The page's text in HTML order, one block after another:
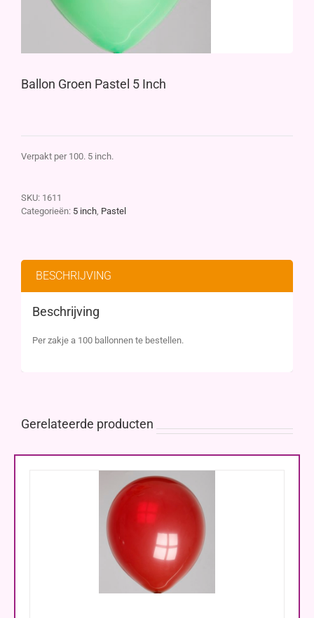
Ballon Groen Pastel 5 Inch
Verpakt per 100. 5 inch.
SKU: 1611
Categorieën: 5 inch Pastel
BESCHRIJVING
Beschrijving
Per zakje a 100 ballonnen te bestellen.
Gerelateerde producten